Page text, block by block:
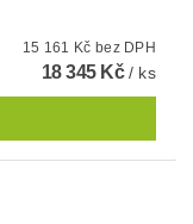
15 161 Kč bez DPH
18 345 Kč/ ks